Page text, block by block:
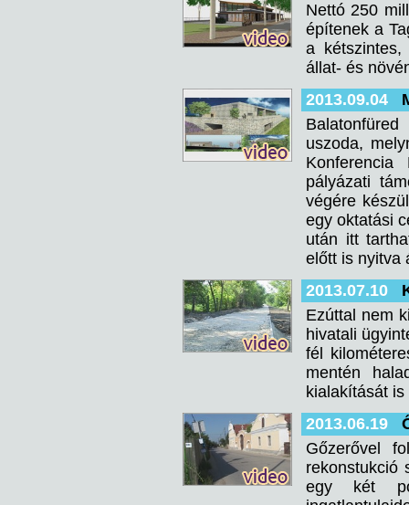
Nettó 250
építenek a
a
állat- és
2013.09.04
uszoda,
pályázati
végére
egy oktatási
után itt
előtt is nyitva
2013.07.10
Ezúttal nem
hivatali
fél
mentén
kialakítását
2013.06.19
Gőzerővel
rekonstukció
egy két